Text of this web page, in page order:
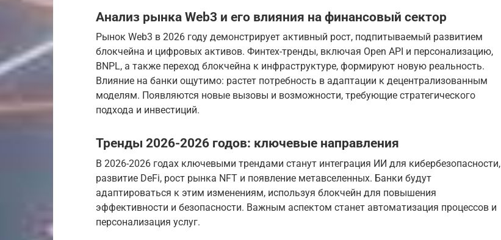
Анализ рынка Web3 и его влияния на финансовый сектор
Рынок Web3 в 2026 году демонстрирует активный рост, подпитываемый развитием
блокчейна и цифровых активов. Финтех-тренды, включая Open API и персонализацию,
BNPL, а также переход блокчейна к инфраструктуре, формируют новую реальность.
Влияние на банки ощутимо: растет потребность в адаптации к децентрализованным
моделям. Появляются новые вызовы и возможности, требующие стратегического
подхода и инвестиций.
Тренды 2026-2026 годов: ключевые направления
В 2026-2026 годах ключевыми трендами станут интеграция ИИ для кибербезопасности,
развитие DeFi, рост рынка NFT и появление метавселенных. Банки будут
адаптироваться к этим изменениям, используя блокчейн для повышения
эффективности и безопасности. Важным аспектом станет автоматизация процессов и
персонализация услуг.